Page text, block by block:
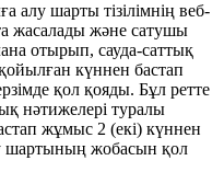
алу шарты тізілімнің веб-
жасалады және сатушы
отырып, сауда-саттық
күннен бастап
қол қояды. Бұл ретте
нәтижелері туралы
жұмыс 2 (екі) күннен
шартының жобасын қол